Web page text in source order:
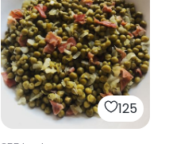
125